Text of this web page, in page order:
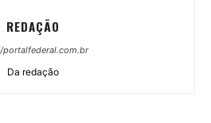
REDAÇÃO
Da redação